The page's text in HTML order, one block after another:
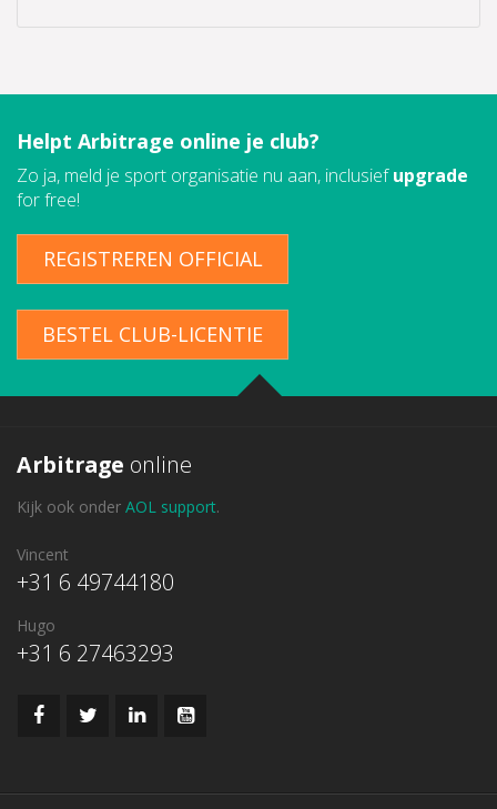
Helpt Arbitrage online je club?
Zo ja, meld je sport organisatie nu aan, inclusiefupgrade
for free!
REGISTREREN OFFICIAL
BESTEL CLUB-LICENTIE
Arbitrage online
Kijk ook onder AOL support.
Vincent
+31 6 49744180
Hugo
+31 6 27463293